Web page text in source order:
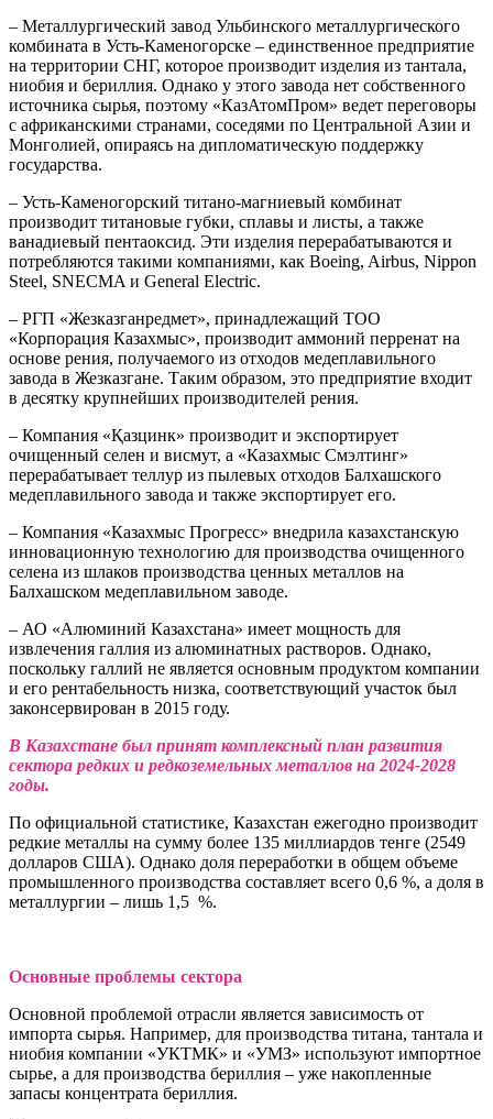
– Металлургический завод Ульбинского металлургического
комбината в Усть-Каменогорске – единственное предприятие
на территории СНГ, которое производит изделия из тантала,
ниобия и бериллия. Однако у этого завода нет собственного
источника сырья, поэтому «КазАтомПром» ведет переговоры
с африканскими странами, соседями по Центральной Азии и
Монголией, опираясь на дипломатическую поддержку
государства.
– Усть-Каменогорский титано-магниевый комбинат
производит титановые губки, сплавы и листы, а также
ванадиевый пентаоксид. Эти изделия перерабатываются и
потребляются такими компаниями, как Boeing, Airbus, Nippon
Steel, SNECMA и General Electric.
– РГП «Жезказганредмет», принадлежащий ТОО
«Корпорация Казахмыс», производит аммоний перренат на
основе рения, получаемого из отходов медеплавильного
завода в Жезказгане. Таким образом, это предприятие входит
в десятку крупнейших производителей рения.
– Компания «Қазцинк» производит и экспортирует
очищенный селен и висмут, а «Казахмыс Смэлтинг»
перерабатывает теллур из пылевых отходов Балхашского
медеплавильного завода и также экспортирует его.
– Компания «Казахмыс Прогресс» внедрила казахстанскую
инновационную технологию для производства очищенного
селена из шлаков производства ценных металлов на
Балхашском медеплавильном заводе.
– АО «Алюминий Казахстана» имеет мощность для
извлечения галлия из алюминатных растворов. Однако,
поскольку галлий не является основным продуктом компании
и его рентабельность низка, соответствующий участок был
законсервирован в 2015 году.
В Казахстане был принят комплексный план развития
сектора редких и редкоземельных металлов на 2024-2028
годы.
По официальной статистике, Казахстан ежегодно производит
редкие металлы на сумму более 135 миллиардов тенге (2549
долларов США). Однако доля переработки в общем объеме
промышленного производства составляет всего 0,6 %, а доля в
металлургии – лишь 1,5 %.
Основные проблемы сектора
Основной проблемой отрасли является зависимость от
импорта сырья. Например, для производства титана, тантала и
ниобия компании «УКТМК» и «УМЗ» используют импортное
сырье, а для производства бериллия – уже накопленные
запасы концентрата бериллия.